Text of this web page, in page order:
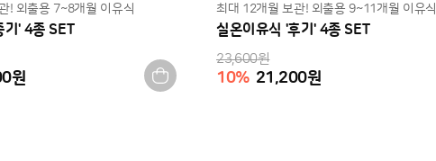
! 외출용 7~8개월 이유식
기' 4종 SET
원
최대 12개월 보관! 외출용 9~11개월 이유식
실온이유식 '후기' 4종 SET
23,600원
10% 21,200원